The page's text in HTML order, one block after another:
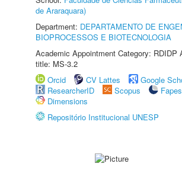
de Araraquara)
Department: DEPARTAMENTO DE
BIOPROCESSOS E BIOTECNOLOGIA
Academic Appointment Category: RDIDP
title: MS-3.2
Orcid
CV Lattes
Google
ResearcherID
Scopus
Dimensions
Repositório Institucional UNESP